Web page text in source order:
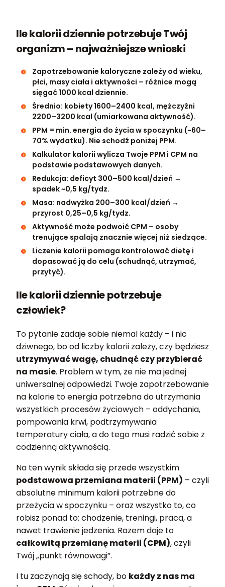
Ile kalorii dziennie potrzebuje Twój
organizm – najważniejsze wnioski
Zapotrzebowanie kaloryczne zależy od wieku,
płci, masy ciała i aktywności – różnice mogą
sięgać 1000 kcal dziennie.
Średnio: kobiety 1600–2400 kcal, mężczyźni
2200–3200 kcal (umiarkowana aktywność).
PPM = min. energia do życia w spoczynku (~60–
70% wydatku). Nie schodź poniżej PPM.
Kalkulator kalorii wylicza Twoje PPM i CPM na
podstawie podstawowych danych.
Redukcja: deficyt 300–500 kcal/dzień →
spadek ~0,5 kg/tydz.
Masa: nadwyżka 200–300 kcal/dzień →
przyrost 0,25–0,5 kg/tydz.
Aktywność może podwoić CPM – osoby
trenujące spalają znacznie więcej niż siedzące.
Liczenie kalorii pomaga kontrolować dietę i
dopasować ją do celu (schudnąć, utrzymać,
przytyć).
Ile kalorii dziennie potrzebuje
człowiek?
To pytanie zadaje sobie niemal każdy – i nic
dziwnego, bo od liczby kalorii zależy, czy będziesz
utrzymywać wagę, chudnąć czy przybierać
na masie. Problem w tym, że nie ma jednej
uniwersalnej odpowiedzi. Twoje zapotrzebowanie
na kalorie to energia potrzebna do utrzymania
wszystkich procesów życiowych – oddychania,
pompowania krwi, podtrzymywania
temperatury ciała, a do tego musi radzić sobie z
codzienną aktywnością.
Na ten wynik składa się przede wszystkim
podstawowa przemiana materii (PPM) – czyli
absolutne minimum kalorii potrzebne do
przeżycia w spoczynku – oraz wszystko to, co
robisz ponad to: chodzenie, treningi, praca, a
nawet trawienie jedzenia. Razem daje to
całkowitą przemianę materii (CPM), czyli
Twój „punkt równowagi”.
I tu zaczynają się schody, bo każdy z nas ma